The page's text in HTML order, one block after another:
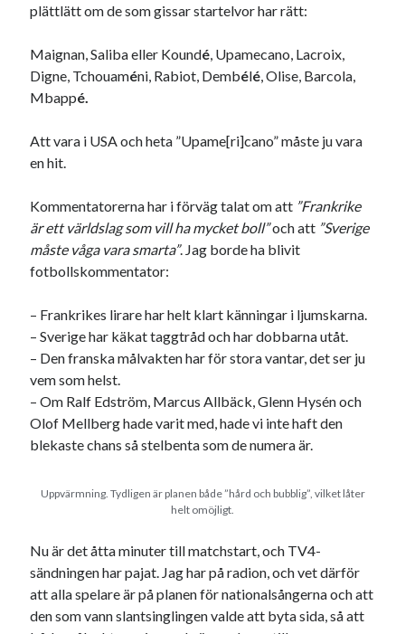
plättlätt om de som gissar startelvor har rätt:
Maignan, Saliba eller Koundé, Upamecano, Lacroix,
Digne, Tchouaméni, Rabiot, Dembélé, Olise, Barcola,
Mbappé.
Att vara i USA och heta ”Upame[ri]cano” måste ju vara
en hit.
Kommentatorerna har i förväg talat om att ”Frankrike
är ett världslag som vill ha mycket boll”och att ”Sverige
måste våga vara smarta”. Jag borde ha blivit
fotbollskommentator:
– Frankrikes lirare har helt klart känningar i ljumskarna.
– Sverige har käkat taggtråd och har dobbarna utåt.
– Den franska målvakten har för stora vantar, det ser ju
vem som helst.
– Om Ralf Edström, Marcus Allbäck, Glenn Hysén och
Olof Mellberg hade varit med, hade vi inte haft den
blekaste chans så stelbenta som de numera är.
Uppvärmning. Tydligen är planen både ”hård och bubblig”, vilket låter
helt omöjligt.
Nu är det åtta minuter till matchstart, och TV4-
sändningen har pajat. Jag har på radion, och vet därför
att alla spelare är på planen för nationalsångerna och att
den som vann slantsinglingen valde att byta sida, så att